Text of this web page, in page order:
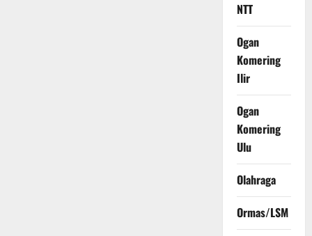
NTT
Ogan
Komering
Ilir
Ogan
Komering
Ulu
Olahraga
Ormas/LSM